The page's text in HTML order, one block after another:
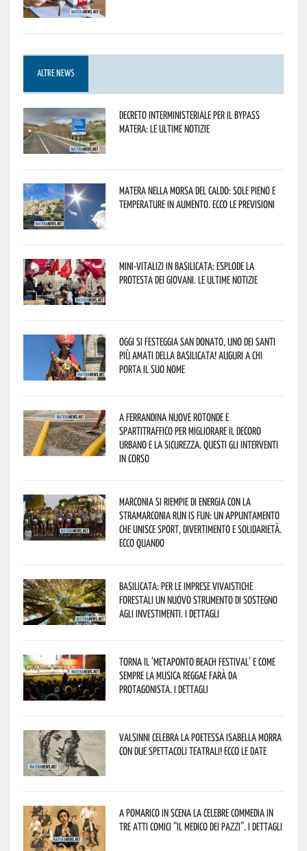
ALTRE NEWS
Decreto interministeriale per il Bypass
Matera: le ultime notizie
Matera nella morsa del caldo: sole pieno e
temperature in aumento. Ecco le previsioni
Mini-vitalizi in Basilicata: esplode la
protesta dei giovani. Le ultime notizie
Oggi si festeggia San Donato, uno dei Santi
più amati della Basilicata! Auguri a chi
porta il suo nome
A Ferrandina nuove rotonde e
spartitraffico per migliorare il decoro
urbano e la sicurezza. Questi gli interventi
in corso
Marconia si riempie di energia con la
StraMarconia Run is Fun: un appuntamento
che unisce sport, divertimento e solidarietà.
Ecco quando
Basilicata: per le imprese vivaistiche
forestali un nuovo strumento di sostegno
agli investimenti. I dettagli
Torna il ‘Metaponto beach festival’ e come
sempre la musica reggae farà da
protagonista. I dettagli
Valsinni celebra la poetessa Isabella Morra
con due spettacoli teatrali! Ecco le date
A Pomarico in scena la celebre commedia in
tre atti comici “Il medico dei pazzi”. I dettagli